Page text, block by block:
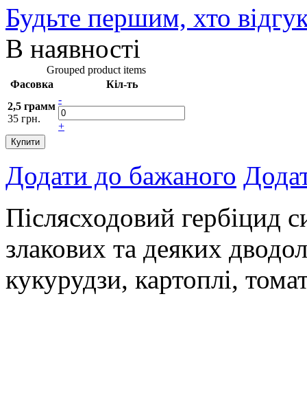
Будьте першим, хто
В наявності
Grouped product items
Фасовка
Кіл-ть
2,5 грамм
35 грн.
-
+
Купити
Додати до бажаного
Післясходовий гербіцид
злакових та деяких
кукурудзи, картоплі,